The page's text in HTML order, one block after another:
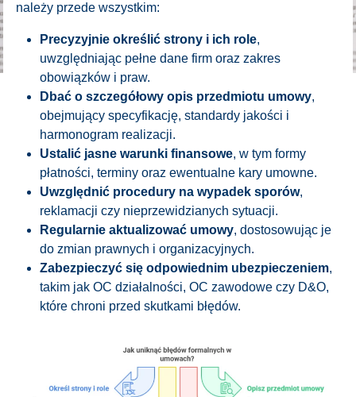
należy przede wszystkim:
Precyzyjnie określić strony i ich role,
uwzględniając pełne dane firm oraz zakres
obowiązków i praw.
Dbać o szczegółowy opis przedmiotu umowy,
obejmujący specyfikację, standardy jakości i
harmonogram realizacji.
Ustalić jasne warunki finansowe, w tym formy
płatności, terminy oraz ewentualne kary umowne.
Uwzględnić procedury na wypadek sporów,
reklamacji czy nieprzewidzianych sytuacji.
Regularnie aktualizować umowy, dostosowując je
do zmian prawnych i organizacyjnych.
Zabezpieczyć się odpowiednim ubezpieczeniem,
takim jak OC działalności, OC zawodowe czy D&O,
które chroni przed skutkami błędów.